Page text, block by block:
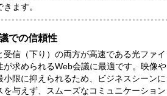
ます。
での信頼性
信（下り）の両方が高速である光ファイ
が求められるWeb会議に最適です。映像や
限に抑えられるため、ビジネスシーンに
を与えず、スムーズなコミュニケーション